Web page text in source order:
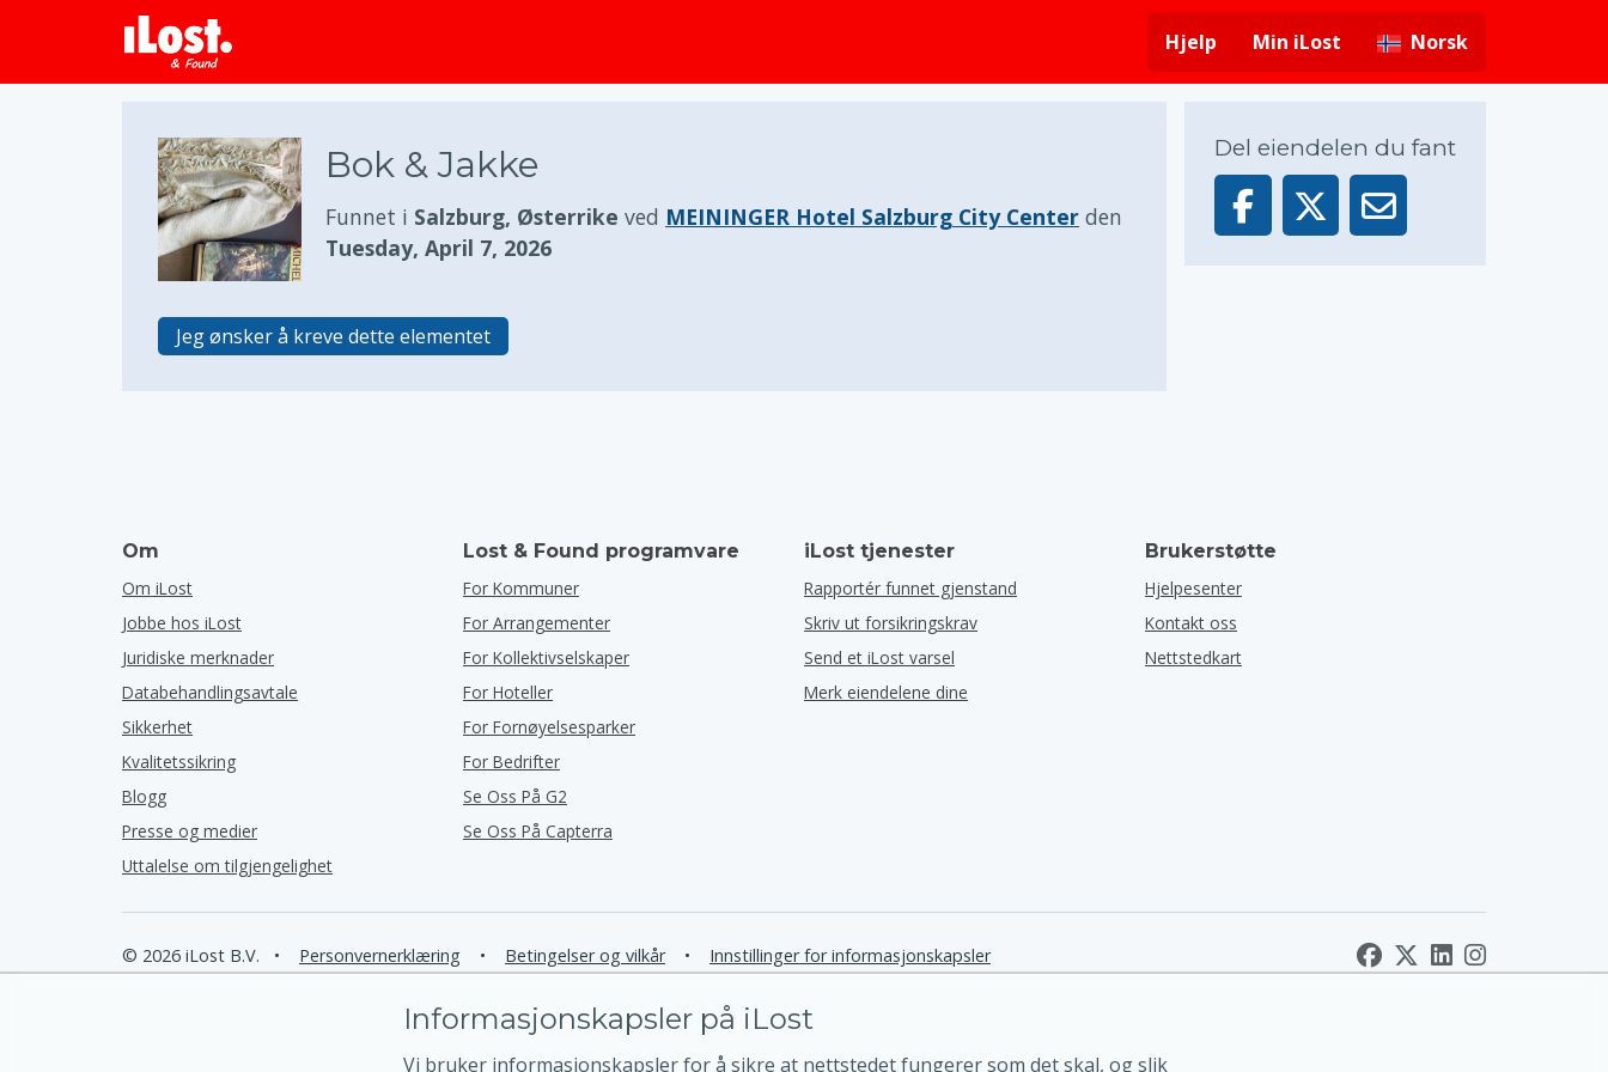
Hjelp Min iLost Norsk
Bok & Jakke
Funnet i Salzburg, Østerrike ved MEININGER Hotel Salzburg City Center den
Tuesday, April 7, 2026
Jeg ønsker å kreve dette elementet
Del eiendelen du fant
Om
Om iLost
Jobbe hos iLost
Juridiske merknader
Databehandlingsavtale
Sikkerhet
Kvalitetssikring
Blogg
Presse og medier
Uttalelse om tilgjengelighet
Lost & Found programvare
For Kommuner
For Arrangementer
For Kollektivselskaper
For Hoteller
For Fornøyelsesparker
For Bedrifter
Se Oss På G2
Se Oss På Capterra
iLost tjenester
Rapportér funnet gjenstand
Skriv ut forsikringskrav
Send et iLost varsel
Merk eiendelene dine
Brukerstøtte
Hjelpesenter
Kontakt oss
Nettstedkart
© 2026 iLost B.V. • Personvernerklæring • Betingelser og vilkår • Innstillinger for informasjonskapsler
Informasjonskapsler på iLost
Vi bruker informasjonskapsler for å sikre at nettstedet fungerer som det skal, og slik